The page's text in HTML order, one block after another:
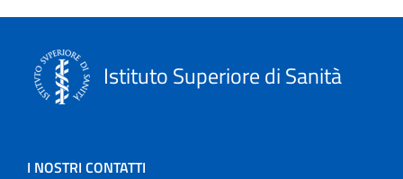
Istituto Superiore di Sanità
I NOSTRI CONTATTI